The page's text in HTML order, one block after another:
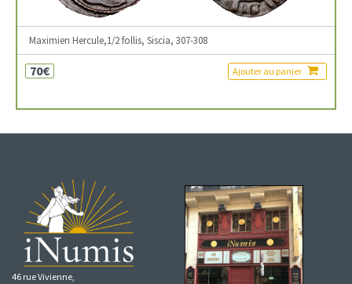
Maximien Hercule,1/2 follis, Siscia, 307-308
70€ Ajouter au panier
46 rue Vivienne,